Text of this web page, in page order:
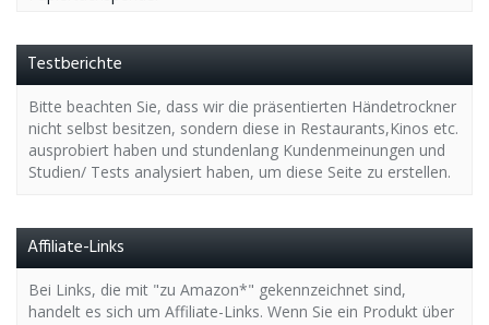
Testberichte
Bitte beachten Sie, dass wir die präsentierten Händetrockner
nicht selbst besitzen, sondern diese in Restaurants,Kinos etc.
ausprobiert haben und stundenlang Kundenmeinungen und
Studien/ Tests analysiert haben, um diese Seite zu erstellen.
Affiliate-Links
Bei Links, die mit "zu Amazon*" gekennzeichnet sind,
handelt es sich um Affiliate-Links. Wenn Sie ein Produkt über